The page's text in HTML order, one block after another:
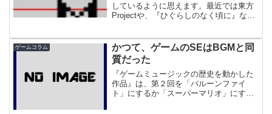
しているように思えます。最近では東方
Projectや、『ひぐらしのなく頃に』など
だ、同人ソフトの歴史は今に始まったこ
とではなく、まだW...
ゲームコラム
かつて、ゲームのSEはBGMと同
質だった
『ゲームミュージックの歴史を動かした
作品』は、第２回を「バルーンファイ
ト」にするか「スーパーマリオ」にする